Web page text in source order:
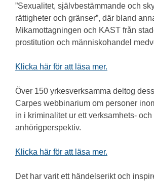
”Sexualitet, självbestämmande och
rättigheter och gränser”, där bland
Mikamottagningen och KAST från
prostitution och människohandel
Klicka här för att läsa mer.
Över 150 yrkesverksamma deltog
Carpes webbinarium om personer
in i kriminalitet ur ett verksamhets- och
anhörigperspektiv.
Klicka här för att läsa mer.
Det har varit ett händelserikt och